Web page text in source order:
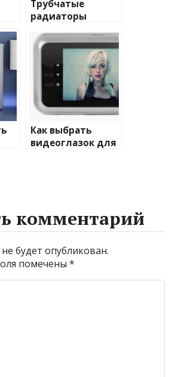
Трубчатые
радиаторы
и характеристики
Как выбрать
видеоглазок для
комментарий
будет опубликован.
помечены*